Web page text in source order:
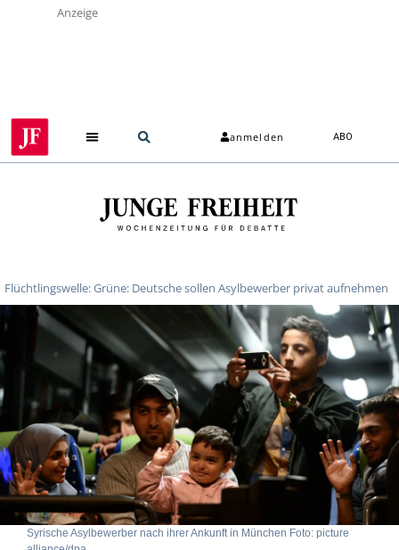
Anzeige
anmelden ABO
Flüchtlingswelle: Grüne: Deutsche sollen Asylbewerber privat aufnehmen
Syrische Asylbewerber nach ihrer Ankunft in München Foto: picture